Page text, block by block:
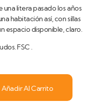
litera pasado los años
habitación así, con sillas
espacio disponible, claro.
FSC .
Añadir Al Carrito